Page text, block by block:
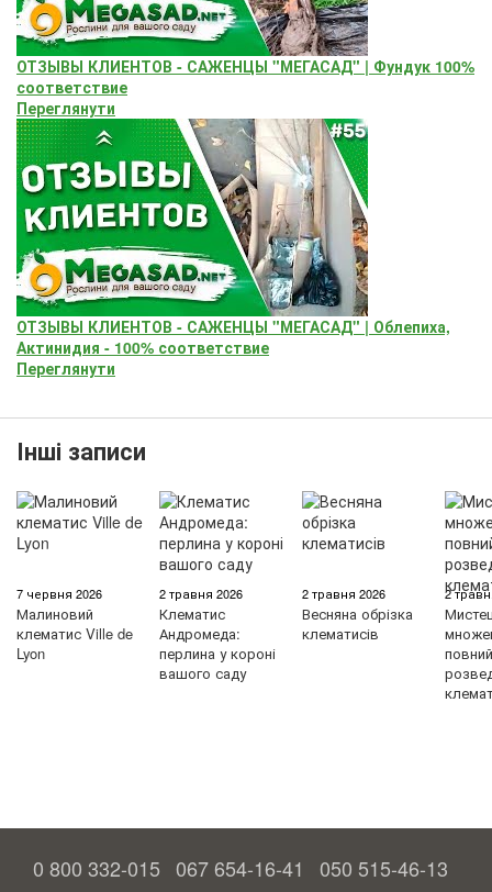
ОТЗЫВЫ КЛИЕНТОВ - САЖЕНЦЫ "МЕГАСАД" | Фундук 100%
соответствие
Переглянути
ОТЗЫВЫ КЛИЕНТОВ - САЖЕНЦЫ "МЕГАСАД" | Облепиха,
Актинидия - 100% соответствие
Переглянути
Інші записи
7 червня 2026
Малиновий
клематис Ville de
Lyon
2 травня 2026
Клематис
Андромеда:
перлина у короні
вашого саду
2 травня 2026
Весняна обрізка
клематисів
2
повний
0 800 332-015 067 654-16-41
050 515-46-13